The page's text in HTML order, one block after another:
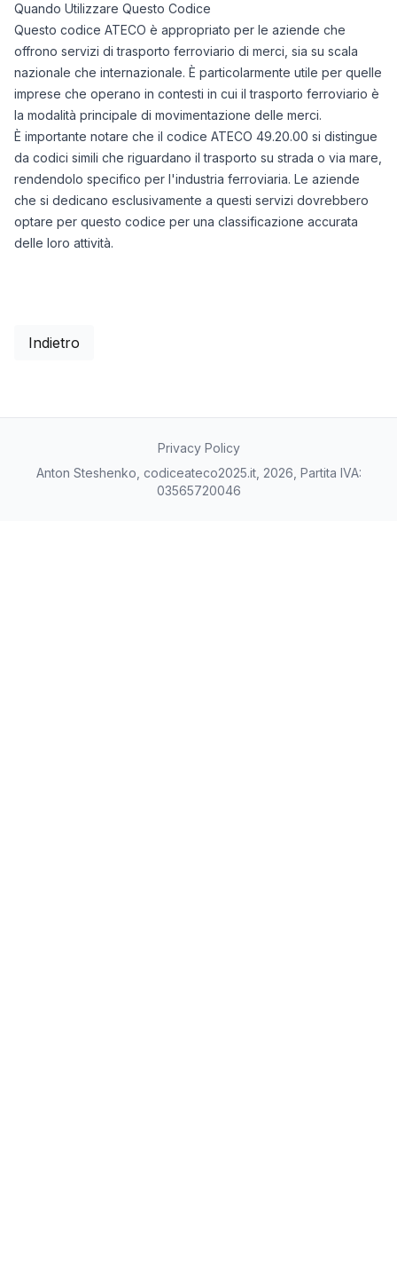
Quando Utilizzare Questo Codice
Questo codice ATECO è appropriato per le aziende che
offrono servizi di trasporto ferroviario di merci, sia su scala
nazionale che internazionale. È particolarmente utile per quelle
imprese che operano in contesti in cui il trasporto ferroviario è
la modalità principale di movimentazione delle merci.
È importante notare che il codice ATECO 49.20.00 si distingue
da codici simili che riguardano il trasporto su strada o via mare,
rendendolo specifico per l'industria ferroviaria. Le aziende
che si dedicano esclusivamente a questi servizi dovrebbero
optare per questo codice per una classificazione accurata
delle loro attività.
Indietro
Privacy Policy
Anton Steshenko, codiceateco2025.it, 2026, Partita IVA:
03565720046